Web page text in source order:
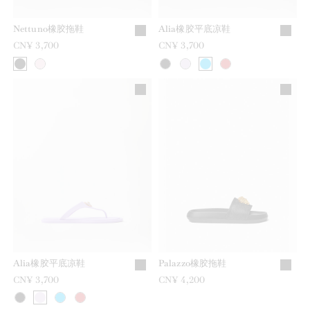
Nettuno橡胶拖鞋
CN¥ 3,700
Alia橡胶平底凉鞋
CN¥ 3,700
Alia橡胶平底凉鞋
CN¥ 3,700
Palazzo橡胶拖鞋
CN¥ 4,200